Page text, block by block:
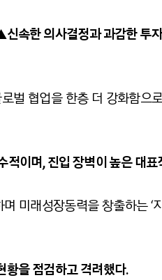
속한 의사결정과 과감한 투
벌 협업을 한층 더 강화함으
이며, 진입 장벽이 높은 대표
미래성장동력을 창출하는‘
황을 점검하고 격려했다.